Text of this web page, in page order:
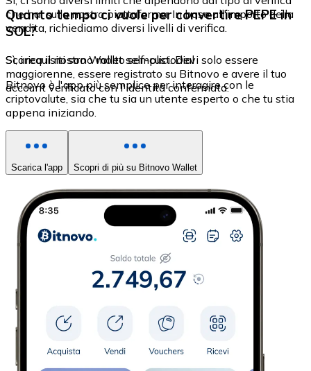
che hai sulla nostra piattaforma. In base all'importo della
vendita, richiediamo diversi livelli di verifica.
Quanto tempo ci vuole per convertire PEPE in
SOL?
Sì, i requisiti sono molto semplici. Devi solo essere
maggiorenne, essere registrato su Bitnovo e avere il tuo
account verificato con l'identità confermata.
Scarica il nostro Wallet self-custodial
Bitnovo è l'app più semplice per interagire con le
criptovalute, sia che tu sia un utente esperto o che tu stia
appena iniziando.
Scarica l'app Scopri di più su Bitnovo Wallet